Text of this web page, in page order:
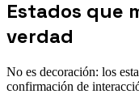
Estados que
verdad
No es decoración: los
confirmación de